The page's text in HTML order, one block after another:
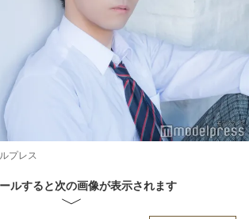
プレス
ルすると次の画像が表示されます